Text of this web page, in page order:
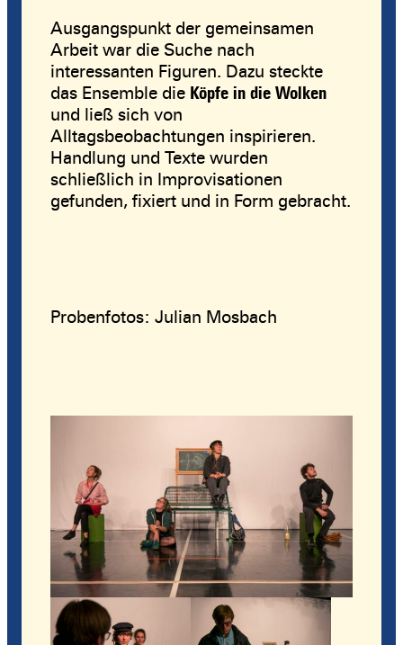
Ausgangspunkt der gemeinsamen
Arbeit war die Suche nach
interessanten Figuren. Dazu steckte
das Ensemble die Köpfe in die Wolken
und ließ sich von
Alltagsbeobachtungen inspirieren.
Handlung und Texte wurden
schließlich in Improvisationen
gefunden, fixiert und in Form gebracht.
Probenfotos: Julian Mosbach